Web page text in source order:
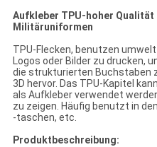
Aufkleber TPU-hoher
Militäruniformen
TPU-Flecken, benutzen
Logos oder Bilder zu drucken,
die strukturierten Buchstaben
3D hervor. Das TPU-Kapitel
als Aufkleber verwendet
zu zeigen. Häufig benutzt in
-taschen, etc.
Produktbeschreibung: